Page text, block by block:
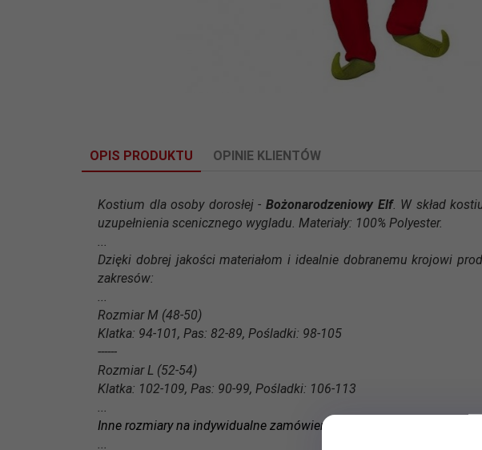
OPIS PRODUKTU OPINIE KLIENTÓW
Kostium dla osoby dorosłej - Bożonarodzeniowy Elf. W skład
uzupełnienia scenicznego wygladu. Materiały: 100% Polyester.
...
Dzięki dobrej jakości materiałom i idealnie dobranemu krojowi
zakresów:
...
Rozmiar M (48-50)
Klatka: 94-101, Pas: 82-89, Pośladki: 98-105
------
Rozmiar L (52-54)
Klatka: 102-109, Pas: 90-99, Pośladki: 106-113
...
Inne rozmiary na indywidualne zamówienie
...